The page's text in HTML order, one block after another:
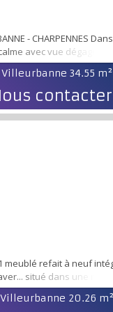
- CHARPENNES
avec vue dégagée
salle d'eau avec
dossier de location
Villeurbanne 34.55 m²
contacter
meublé refait à neuf
situé dans une
des commerces,
une salle d'eau
Villeurbanne 20.26 m²